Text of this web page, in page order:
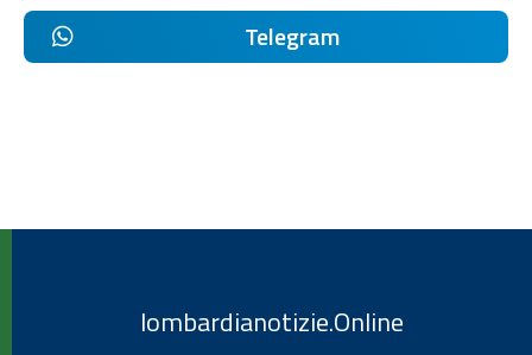
Telegram
lombardianotizie.Online